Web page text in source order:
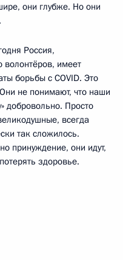
они глубже. Но они
Россия,
волонтёров, имеет
борьбы с COVID. Это
не понимают, что наши
добровольно. Просто
всегда
так сложилось.
принуждение, они идут,
здоровье.